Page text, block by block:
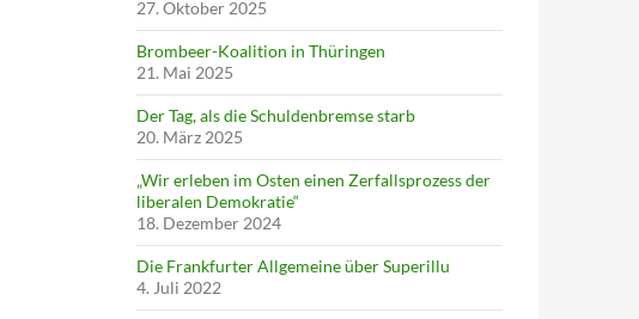
27. Oktober 2025
Brombeer-Koalition in Thüringen
21. Mai 2025
Der Tag, als die Schuldenbremse starb
20. März 2025
„Wir erleben im Osten einen Zerfallsprozess der
liberalen Demokratie“
18. Dezember 2024
Die Frankfurter Allgemeine über Superillu
4. Juli 2022